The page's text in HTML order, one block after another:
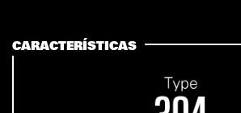
CARACTERÍSTICAS